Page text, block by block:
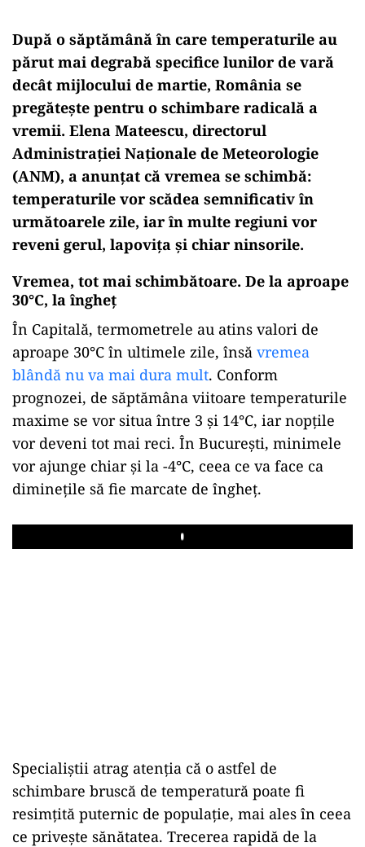
După o săptămână în care temperaturile au
părut mai degrabă specifice lunilor de vară
decât mijlocului de martie, România se
pregătește pentru o schimbare radicală a
vremii. Elena Mateescu, directorul
Administrației Naționale de Meteorologie
(ANM), a anunțat că vremea se schimbă:
temperaturile vor scădea semnificativ în
următoarele zile, iar în multe regiuni vor
reveni gerul, lapovița și chiar ninsorile.
Vremea, tot mai schimbătoare. De la aproape
30°C, la îngheț
În Capitală, termometrele au atins valori de
aproape 30°C în ultimele zile, însă vremea
blândă nu va mai dura mult. Conform
prognozei, de săptămâna viitoare temperaturile
maxime se vor situa între 3 și 14°C, iar nopțile
vor deveni tot mai reci. În București, minimele
vor ajunge chiar și la -4°C, ceea ce va face ca
diminețile să fie marcate de îngheț.
Play
Specialiștii atrag atenția că o astfel de
schimbare bruscă de temperatură poate fi
resimțită puternic de populație, mai ales în ceea
ce privește sănătatea. Trecerea rapidă de la